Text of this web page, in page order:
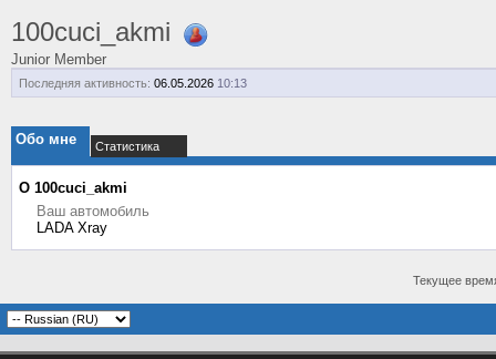
100cuci_akmi
Junior Member
Последняя активность: 06.05.2026 10:13
Обо мне Статистика
О 100cuci_akmi
Ваш автомобиль
LADA Xray
Текущее